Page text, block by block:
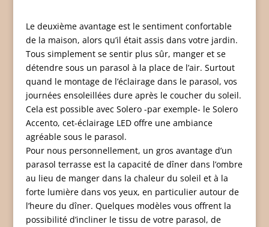
Le deuxième avantage est le sentiment confortable
de la maison, alors qu’il était assis dans votre jardin.
Tous simplement se sentir plus sûr, manger et se
détendre sous un parasol à la place de l’air. Surtout
quand le montage de l’éclairage dans le parasol, vos
journées ensoleillées dure après le coucher du soleil.
Cela est possible avec Solero -par exemple- le Solero
Accento, cet-éclairage LED offre une ambiance
agréable sous le parasol.
Pour nous personnellement, un gros avantage d’un
parasol terrasse est la capacité de dîner dans l’ombre
au lieu de manger dans la chaleur du soleil et à la
forte lumière dans vos yeux, en particulier autour de
l’heure du dîner. Quelques modèles vous offrent la
possibilité d’incliner le tissu de votre parasol, de